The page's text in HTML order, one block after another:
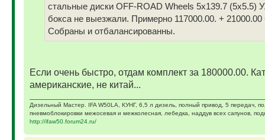
стальные диски OFF-ROAD Wheels 5x139.7 (5x5.5)
бокса не выезжали. Примерно 117000.00. + 21000.00
Собраны и отбалансированны.
Если очень быстро, отдам комплект за 180000.00.
американские, не китай...
Дизельный Мастер. IFA W50LA, КУНГ, 6,5 л дизель, полный привод, 5 передач,
пневмоблокировки межосевая и межколесная, лебедка, наддув всех сапунов,
http://ifaw50.forum24.ru/